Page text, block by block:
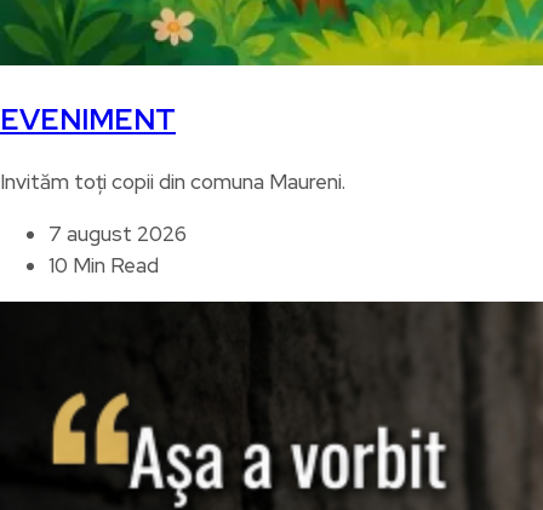
EVENIMENT
Invităm toți copii din comuna Maureni.
7 august 2026
10 Min Read